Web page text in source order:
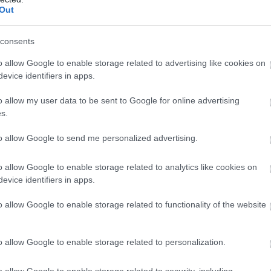
allow Google to enable storage related to advertising like cookies on
identifiers in apps.
allow my user data to be sent to Google for online advertising
allow Google to send me personalized advertising.
allow Google to enable storage related to analytics like cookies on
identifiers in apps.
allow Google to enable storage related to functionality of the website
allow Google to enable storage related to personalization.
két évvel az online pénztárgépek végleges
vagy a WC-t öblíteni első hallásra szokatlannak
egy megfelelően kialakított esővízhasznosító
egy családi ház vezetékesvíz-fogyasztásának akár
is kiváltható.